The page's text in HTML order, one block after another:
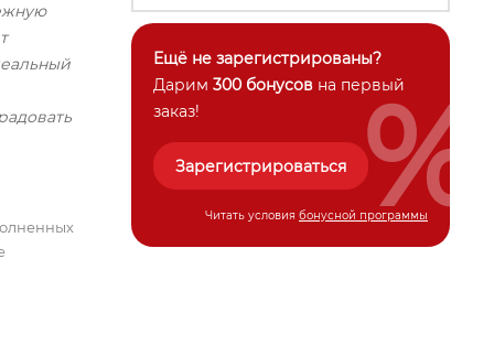
Ещё не зарегистрированы?
Дарим 300 бонусовна первый
заказ!
Зарегистрироваться
Читать условия бонусной программы
%